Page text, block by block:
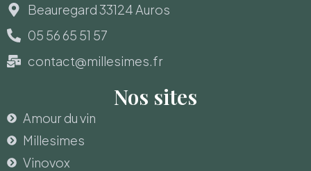
Beauregard 33124 Auros
05 56 65 51 57
contact@millesimes.fr
Nos sites
Amour du vin
Millesimes
Vinovox